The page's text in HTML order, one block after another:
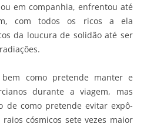
em companhia, enfrentou até
com todos os ricos a ela
da loucura de solidão até ser
como pretende manter e
durante a viagem, mas
de como pretende evitar expô-
cósmicos sete vezes maior